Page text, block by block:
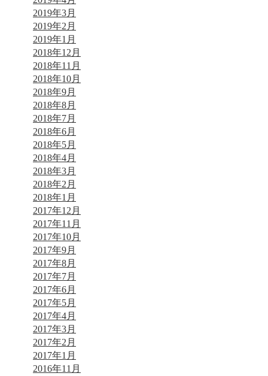
2019年3月
2019年2月
2019年1月
2018年12月
2018年11月
2018年10月
2018年9月
2018年8月
2018年7月
2018年6月
2018年5月
2018年4月
2018年3月
2018年2月
2018年1月
2017年12月
2017年11月
2017年10月
2017年9月
2017年8月
2017年7月
2017年6月
2017年5月
2017年4月
2017年3月
2017年2月
2017年1月
2016年11月